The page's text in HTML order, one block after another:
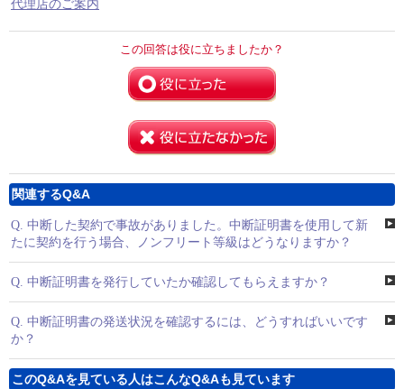
代理店のご案内
この回答は役に立ちましたか？
関連するQ&A
Q. 中断した契約で事故がありました。中断証明書を使用して新
たに契約を行う場合、ノンフリート等級はどうなりますか？
Q. 中断証明書を発行していたか確認してもらえますか？
Q. 中断証明書の発送状況を確認するには、どうすればいいです
か？
このQ&Aを見ている人はこんなQ&Aも見ています